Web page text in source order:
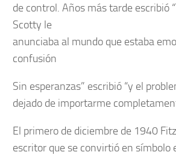
de control. Años más tarde escribió
Scotty le
anunciaba al mundo que estaba
confusión
Sin esperanzas” escribió “y el
dejado de importarme
El primero de diciembre de 1940
escritor que se convirtió en símbolo